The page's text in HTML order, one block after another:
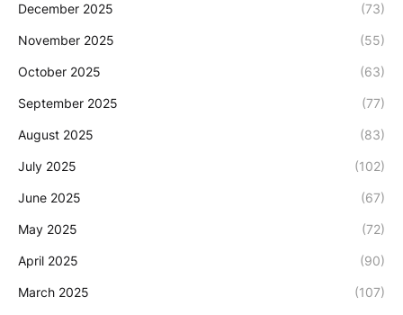
December 2025 (73)
November 2025 (55)
October 2025 (63)
September 2025 (77)
August 2025 (83)
July 2025 (102)
June 2025 (67)
May 2025 (72)
April 2025 (90)
March 2025 (107)